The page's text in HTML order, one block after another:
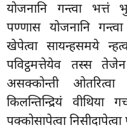
योजनानि गन्त्वा भत्तं
पण्णास योजनानि
खेपेत्वा सायन्हसमये
पविट्ठमत्तेयेव तस्स
असक्कोन्ती
किलन्तिन्द्रियं वीथिया
पक्कोसापेत्वा